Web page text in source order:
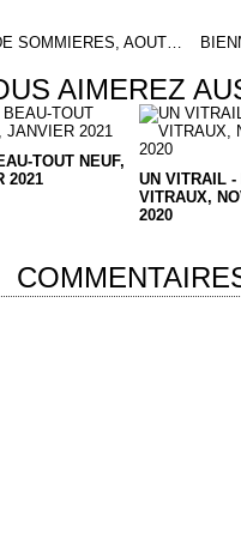
ATELIER VITRAIL AU CHATEAU DE SOMMIERES, AOUT 2017
AIMEREZ
TOUT NEUF,
2021
UN VITRAIL -
VITRAUX,
2020